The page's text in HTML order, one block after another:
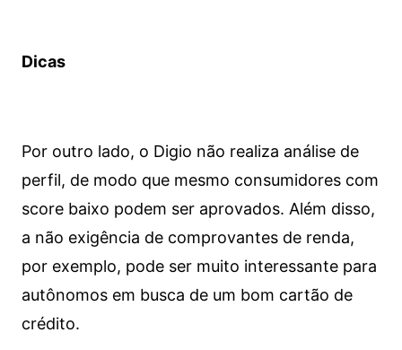
Dicas
Por outro lado, o Digio não realiza análise de
perfil, de modo que mesmo consumidores com
score baixo podem ser aprovados. Além disso,
a não exigência de comprovantes de renda,
por exemplo, pode ser muito interessante para
autônomos em busca de um bom cartão de
crédito.